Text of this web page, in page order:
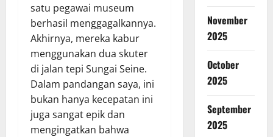
satu pegawai museum
berhasil menggagalkannya.
Akhirnya, mereka kabur
menggunakan dua skuter
di jalan tepi Sungai Seine.
Dalam pandangan saya, ini
bukan hanya kecepatan ini
juga sangat epik dan
mengingatkan bahwa
November
2025
October
2025
September
2025